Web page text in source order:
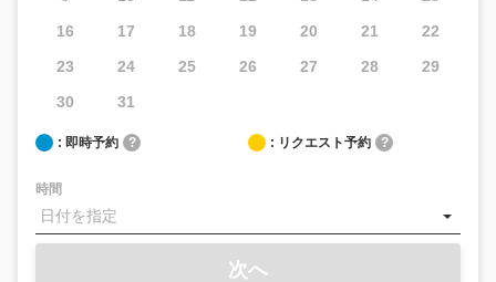
16
17 18 19 20 21
22
23
24 25 26 27 28
29
30
31
: 即時予約 ? : リクエスト予約 ?
時間
次へ